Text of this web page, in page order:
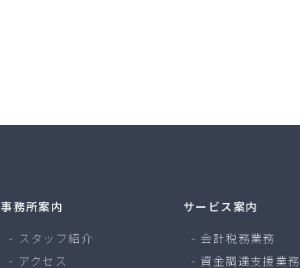
事務所案内
スタッフ紹介
アクセス
サービス案内
会計税務業務
資金調達支援業務